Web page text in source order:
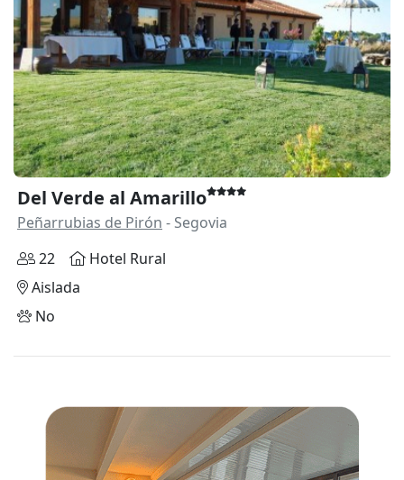
Del Verde al Amarillo
Peñarrubias de Pirón - Segovia
22
Hotel Rural
Aislada
No